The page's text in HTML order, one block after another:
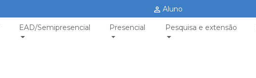
Aluno
EAD/Semipresencial Presencial Pesquisa e extensão